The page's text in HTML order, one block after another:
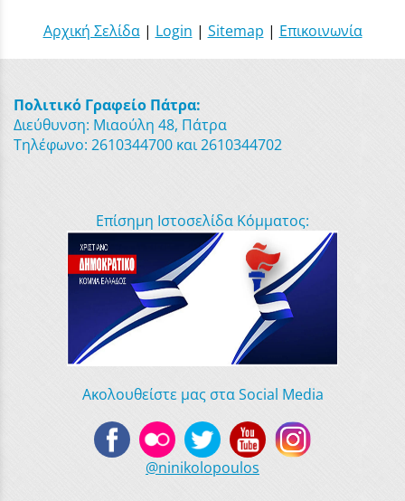
Αρχική Σελίδα| Login | Sitemap | Επικοινωνία
Πολιτικό Γραφείο Πάτρα:
Διεύθυνση: Μιαούλη 48, Πάτρα
Τηλέφωνο: 2610344700 και 2610344702
Επίσημη Ιστοσελίδα Κόμματος:
Ακολουθείστε μας στα Social Media
@ninikolopoulos